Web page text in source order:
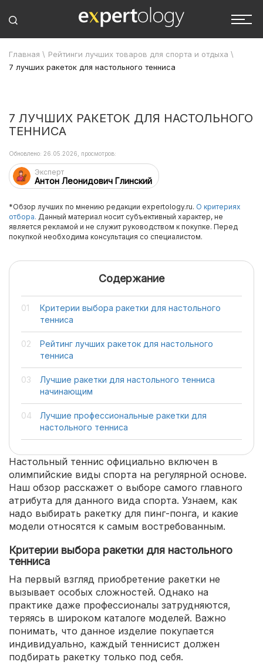
Главная \ Рейтинги лучших товаров для спорта и отдыха \
7 лучших ракеток для настольного тенниса
7 ЛУЧШИХ РАКЕТОК ДЛЯ НАСТОЛЬНОГО
ТЕННИСА
Эксперт
Антон Леонидович Глинский
Обновлено: 26.05.2026, просмотров:
*Обзор лучших по мнению редакции expertology.ru. О критериях
отбора. Данный материал носит субъективный характер, не
является рекламой и не служит руководством к покупке. Перед
покупкой необходима консультация со специалистом.
Содержание
Критерии выбора ракетки для настольного
тенниса
Рейтинг лучших ракеток для настольного
тенниса
Лучшие ракетки для настольного тенниса
начинающим
Лучшие профессиональные ракетки для
настольного тенниса
Настольный теннис официально включен в
олимпийские виды спорта на регулярной основе.
Наш обзор расскажет о выборе самого главного
атрибута для данного вида спорта. Узнаем, как
надо выбирать ракетку для пинг-понга, и какие
модели относятся к самым востребованным.
Критерии выбора ракетки для настольного
тенниса
На первый взгляд приобретение ракетки не
вызывает особых сложностей. Однако на
практике даже профессионалы затрудняются,
теряясь в широком каталоге моделей. Важно
понимать, что данное изделие покупается
индивидуально, каждый теннисист должен
подбирать ракетку только под себя.